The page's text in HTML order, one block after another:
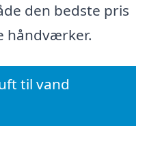
den bedste pris
håndværker.
til vand